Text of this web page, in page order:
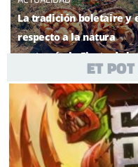
La tradición boletaire y
respecto a la natura
centrarán la Fiesta de
ET